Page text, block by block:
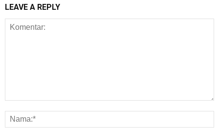
LEAVE A REPLY